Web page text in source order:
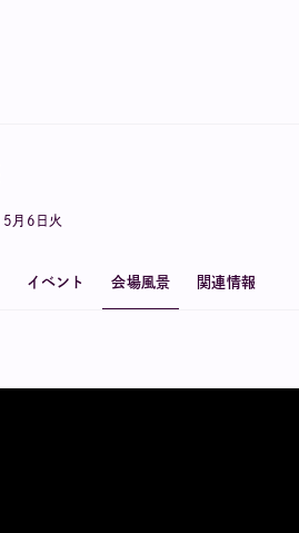
5 月 6 日 火
イベント 会場風景 関連情報